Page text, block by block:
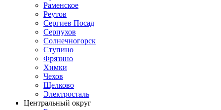
Раменское
Реутов
Сергиев Посад
Серпухов
Солнечногорск
Ступино
Фрязино
Химки
Чехов
Щелково
Электросталь
Центральный округ